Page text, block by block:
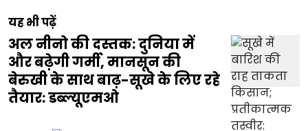
यह भी पढ़ें
अल नीनो की दस्तक: दुनिया में
और बढ़ेगी गर्मी, मानसून की
बेरुखी के साथ बाढ़-सूखे के लिए रहे
तैयार: डब्ल्यूएमओ